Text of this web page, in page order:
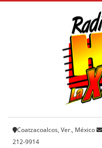
Coatzacoalcos, Ver., México
212-9914